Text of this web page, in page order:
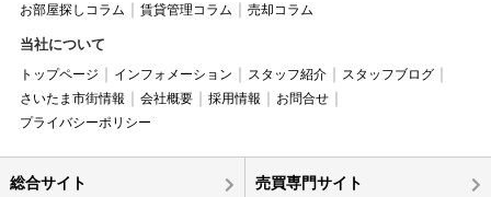
お部屋探しコラム 賃貸管理コラム 売却コラム
当社について
トップページ インフォメーション スタッフ紹介
スタッフブログ
さいたま市街情報
会社概要 採用情報
お問合せ
プライバシーポリシー
総合サイト 売買専門サイト